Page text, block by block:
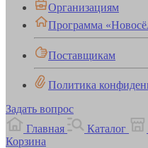
Организациям
Программа
Поставщикам
Политика
Задать вопрос
Главная
Каталог
Корзина